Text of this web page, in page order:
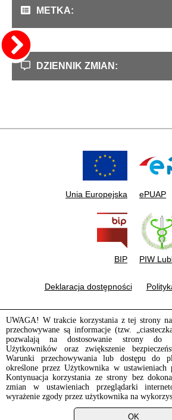
METKA:
DZIENNIK ZMIAN:
Unia Europejska ePUAP
BIP PIW
Deklaracja dostępności
UWAGA! W trakcie korzystania z tej strony
przechowywane są informacje (tzw.
pozwalają na dostosowanie strony do
Użytkowników oraz zwiększenie
Warunki przechowywania lub dostępu do
określone przez Użytkownika w ustawieniach
Kontynuacja korzystania ze strony bez
zmian w ustawieniach przeglądarki
wyrażenie zgody przez użytkownika na
OK